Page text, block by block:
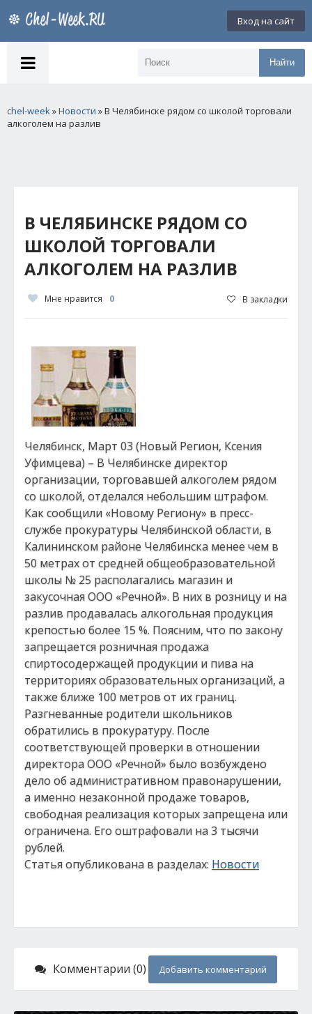
Вход на сайт
Найти
chel-week»Новости » В Челябинске рядом со школой торговали
алкоголем на разлив
В ЧЕЛЯБИНСКЕ РЯДОМ СО
ШКОЛОЙ ТОРГОВАЛИ
АЛКОГОЛЕМ НА РАЗЛИВ
Мне нравится 0 В закладки
Челябинск, Март 03 (Новый Регион, Ксения
Уфимцева) – В Челябинске директор
организации, торговавшей алкоголем рядом
со школой, отделался небольшим штрафом.
Как сообщили «Новому Региону» в пресс-
службе прокуратуры Челябинской области, в
Калининском районе Челябинска менее чем в
50 метрах от средней общеобразовательной
школы № 25 располагались магазин и
закусочная ООО «Речной». В них в розницу и на
разлив продавалась алкогольная продукция
крепостью более 15 %. Поясним, что по закону
запрещается розничная продажа
спиртосодержащей продукции и пива на
территориях образовательных организаций, а
также ближе 100 метров от их границ.
Разгневанные родители школьников
обратились в прокуратуру. После
соответствующей проверки в отношении
директора ООО «Речной» было возбуждено
дело об административном правонарушении,
а именно незаконной продаже товаров,
свободная реализация которых запрещена или
ограничена. Его оштрафовали на 3 тысячи
рублей.
Статья опубликована в разделах: Новости
Комментарии (0) Добавить комментарий